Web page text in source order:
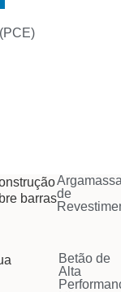
de
Betão de
Alta